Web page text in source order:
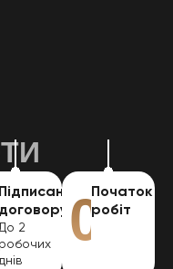
Підписання
договору
До 2
робочих
днів
04
Початок
робіт